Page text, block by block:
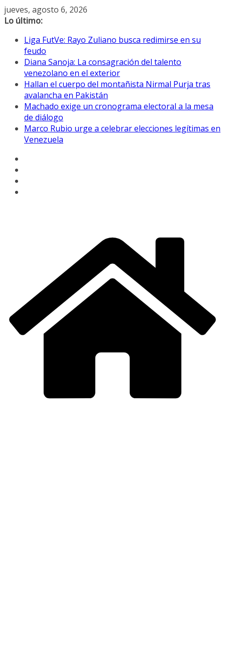
Saltar
al
jueves, agosto 6, 2026
Lo último:
Liga FutVe: Rayo Zuliano busca redimirse en su
feudo
Diana Sanoja: La consagración del talento
venezolano en el exterior
Hallan el cuerpo del montañista Nirmal Purja tras
avalancha en Pakistán
Machado exige un cronograma electoral a la mesa
de diálogo
Marco Rubio urge a celebrar elecciones legítimas en
Venezuela